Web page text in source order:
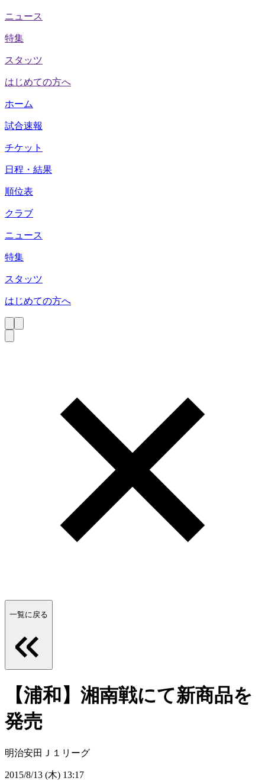
ニュース
特集
スタッツ
はじめての方へ
ホーム
試合速報
チケット
日程・結果
順位表
クラブ
ニュース
特集
スタッツ
はじめての方へ
一覧に戻る
【浦和】湘南戦にて新商品を
発売
明治安田Ｊ１リーグ
2015/8/13 (木) 13:17